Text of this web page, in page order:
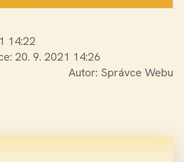
14:22
20. 9. 2021 14:26
Autor: Správce Webu